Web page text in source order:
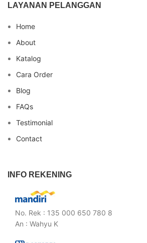
LAYANAN PELANGGAN
Home
About
Katalog
Cara Order
Blog
FAQs
Testimonial
Contact
INFO REKENING
No. Rek : 135 000 650 780 8
An : Wahyu K